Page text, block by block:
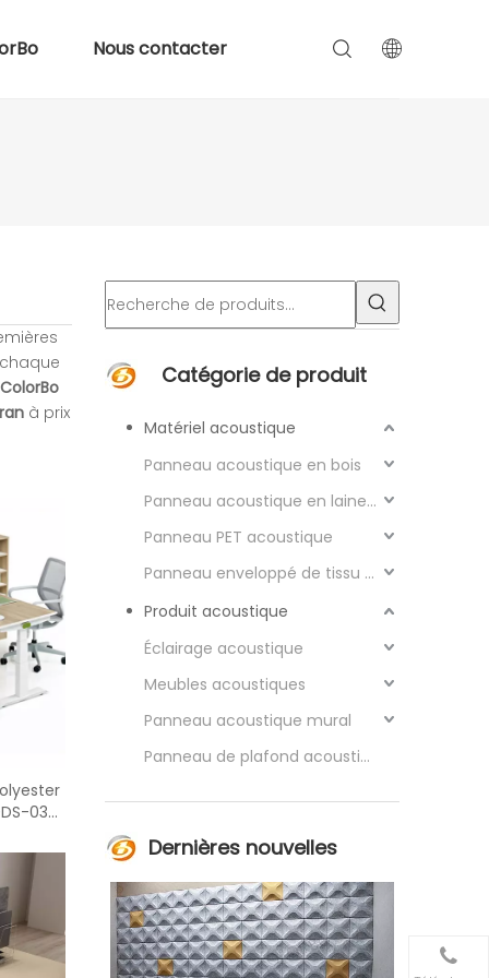
Nous contacter
ColorBo
à prix
03P
Catégorie de produit
Matériel acoustique
Panneau acoustique en bois
Panneau acoustique en laine de bois
Panneau PET acoustique
Panneau enveloppé de tissu acoustique
Produit acoustique
Éclairage acoustique
Meubles acoustiques
Panneau acoustique mural
Panneau de plafond acoustique
Dernières nouvelles